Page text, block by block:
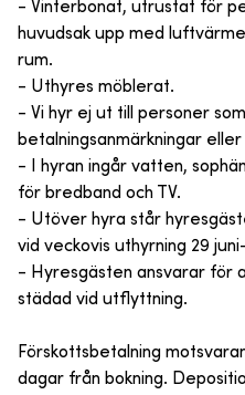
- Vinterbonat, utrustat för
huvudsak upp med
rum.
- Uthyres möblerat.
- Vi hyr ej ut till personer
betalningsanmärkningar eller
- I hyran ingår vatten,
för bredband och TV.
- Utöver hyra står
vid veckovis uthyrning 29
- Hyresgästen ansvarar för
städad vid utflyttning.
Förskottsbetalning
dagar från bokning.